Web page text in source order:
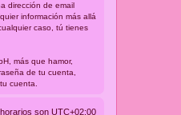
dirección de email
información más allá
caso, tú tienes
más que hamor,
de tu cuenta,
cuenta.
son UTC+02:00